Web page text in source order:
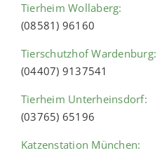
Tierheim Wollaberg:
(08581) 96160
Tierschutzhof Wardenburg:
(04407) 9137541
Tierheim Unterheinsdorf:
(03765) 65196
Katzenstation München: